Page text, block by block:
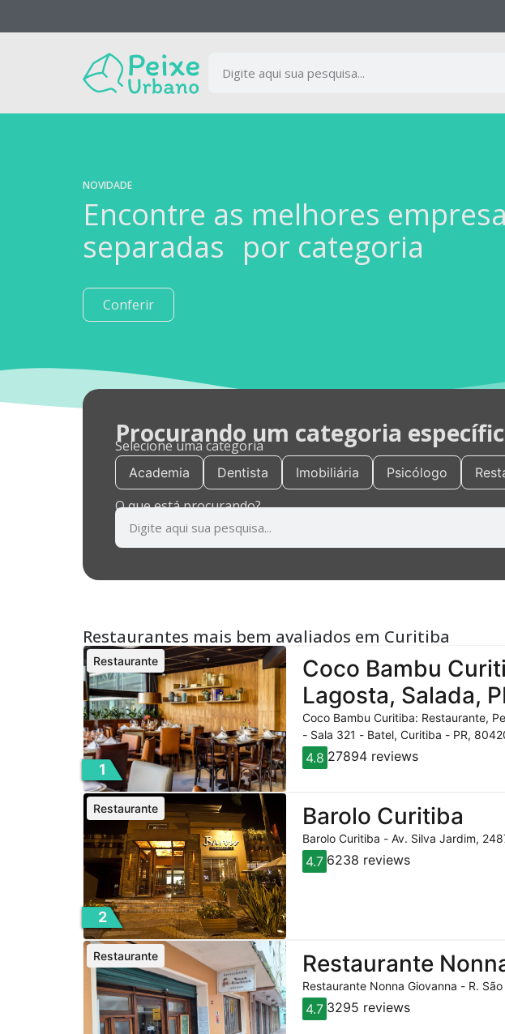
NOVIDADE
Encontre as melhores
separadas por categoria
Conferir
Procurando um categoria
Selecione uma categoria
Academia Dentista Imobiliária Psicólogo
O que está procurando?
Restaurantes mais bem avaliados em Curitiba
1
Coco Bambu
Lagosta, Salada,
Restaurante
Coco Bambu Curitiba: Restaurante,
- Sala 321 - Batel, Curitiba - PR,
4.8 27894 reviews
2
Barolo Curitiba
Restaurante
Barolo Curitiba - Av. Silva Jardim,
4.7 6238 reviews
Restaurante
Restaurante
Restaurante Nonna Giovanna - R.
4.7 3295 reviews